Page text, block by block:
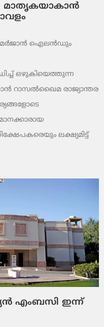
മർജാൻ ഐലൻഡും
ഒഴുകിയെത്തുന്ന
റാസൽഖൈമ രാജ്യാന്തര
ലക്ഷ്യമിട്ട്
എംബസി ഇന്ന്